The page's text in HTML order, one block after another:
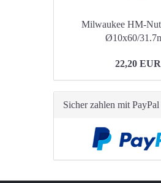
Milwaukee HM-
Ø10x60/
22,20 EUR
Sicher zahlen mit PayPal